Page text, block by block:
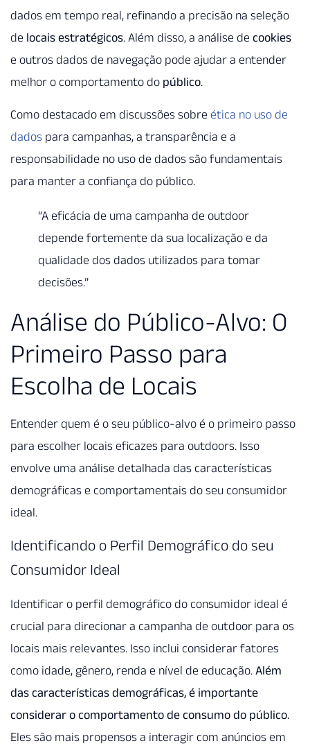
dados em tempo real, refinando a precisão na seleção
de locais estratégicos. Além disso, a análise de cookies
e outros dados de navegação pode ajudar a entender
melhor o comportamento do público.
Como destacado em discussões sobre ética no uso de
dados para campanhas, a transparência e a
responsabilidade no uso de dados são fundamentais
para manter a confiança do público.
“A eficácia de uma campanha de outdoor
depende fortemente da sua localização e da
qualidade dos dados utilizados para tomar
decisões.”
Análise do Público-Alvo: O
Primeiro Passo para
Escolha de Locais
Entender quem é o seu público-alvo é o primeiro passo
para escolher locais eficazes para outdoors. Isso
envolve uma análise detalhada das características
demográficas e comportamentais do seu consumidor
ideal.
Identificando o Perfil Demográfico do seu
Consumidor Ideal
Identificar o perfil demográfico do consumidor ideal é
crucial para direcionar a campanha de outdoor para os
locais mais relevantes. Isso inclui considerar fatores
como idade, gênero, renda e nível de educação. Além
das características demográficas, é importante
considerar o comportamento de consumo do público.
Eles são mais propensos a interagir com anúncios em